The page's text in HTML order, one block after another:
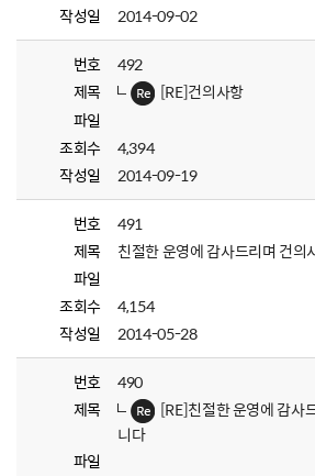
작성일
2014-09-02
번호
492
제목
[RE]건의사항
파일
조회수
4,394
작성일
2014-09-19
번호
491
제목
친절한 운영에 감사드리며 건의
파일
조회수
4,154
작성일
2014-05-28
번호
490
제목
니다
파일